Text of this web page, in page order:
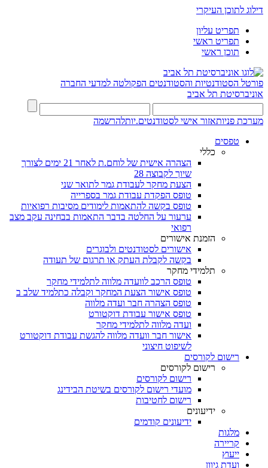
דילוג לתוכן העיקרי
תפריט עליון
תפריט ראשי
תוכן ראשי
פורטל הסטודנטיות והסטודנטים הפקולטה למדעי החברה
אוניברסיטת תל אביב
מערכת פניותאזור אישי לסטודנטים.יותלהרשמה
טפסים
כללי
הצהרה אישית של לוחם.ת לאחר 21 ימים לצורך
שיוך לקבוצה 28
הצעת מחקר לעבודת גמר לתואר שני
טופס הפקדת עבודת גמר בספרייה
טופס בקשה להתאמות לימודים מסיבות רפואיות
ערעור על החלטה בדבר התאמות בבחינה עקב מצב
רפואי
הזמנת אישורים
אישורים לסטודנטים ולבוגרים
בקשה לקבלת העתק או תרגום של תעודה
תלמידי מחקר
טופס הרכב לוועדה מלווה לתלמידי מחקר
טופס אישור הצעת המחקר וקבלה כתלמיד שלב ב
טופס הצהרה חבר ועדה מלווה
טופס אישור עבודת דוקטורט
ועדה מלווה לתלמידי מחקר
אישור חבר וועדה מלווה להגשת עבודת דוקטורט
לשיפוט חיצוני
רישום לקורסים
רישום לקורסים
רישום לקורסים
מועדי רישום לקורסים בשיטת הבידינג
רישום לחטיבות
ידיעונים
ידיעונים קודמים
מלגות
קריירה
ייעוץ
ועדת גיוון